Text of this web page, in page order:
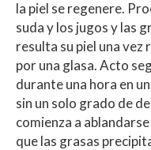
la piel se regenere.
suda y los jugos y las
resulta su piel una
por una glasa. Acto
durante una hora en
sin un solo grado de
comienza a
que las grasas